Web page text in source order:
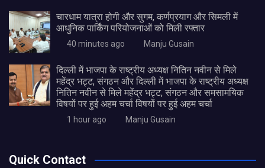
चारधाम यात्रा होगी और सुगम, कर्णप्रयाग और सिमली में
आधुनिक पार्किंग परियोजनाओं को मिली रफ्तार
40 minutes ago Manju Gusain
दिल्ली में भाजपा के राष्ट्रीय अध्यक्ष नितिन नवीन से मिले
महेंद्र भट्ट, संगठन और दिल्ली में भाजपा के राष्ट्रीय अध्यक्ष
नितिन नवीन से मिले महेंद्र भट्ट, संगठन और समसामयिक
विषयों पर हुई अहम चर्चा विषयों पर हुई अहम चर्चा
1 hour ago Manju Gusain
Quick Contact